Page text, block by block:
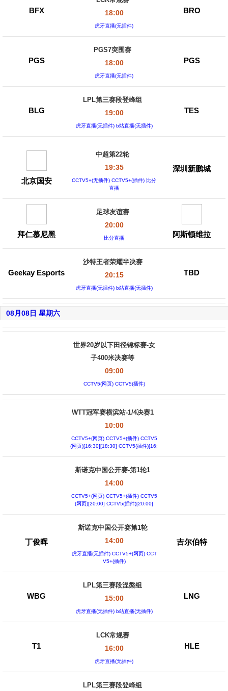
BFX 18:00
虎牙直播(无插件)
BRO
PGS
PGS7突围赛
18:00
虎牙直播(无插件)
PGS
BLG
LPL第三赛段登峰组
19:00
虎牙直播(无插件) b站直播(无插件)
TES
北京国安
中超第22轮
19:35
CCTV5+(无插件) CCTV5+(插件) 比分
直播
深圳新鹏城
拜仁慕尼黑
足球友谊赛
20:00
比分直播 阿斯顿维拉
Geekay Esports
沙特王者荣耀半决赛
20:15
虎牙直播(无插件) b站直播(无插件)
TBD
08月08日 星期六
世界20岁以下田径锦标赛-女
子400米决赛等
09:00
CCTV5(网页) CCTV5(插件)
WTT冠军赛横滨站-1/4决赛1
10:00
CCTV5+(网页) CCTV5+(插件) CCTV5
(网页)[16:30][18:30] CCTV5(插件)[16:
斯诺克中国公开赛-第1轮1
14:00
CCTV5+(网页) CCTV5+(插件) CCTV5
(网页)[20:00] CCTV5(插件)[20:00]
丁俊晖
斯诺克中国公开赛第1轮
14:00
虎牙直播(无插件) CCTV5+(网页) CCT
V5+(插件)
吉尔伯特
WBG
LPL第三赛段涅槃组
15:00
虎牙直播(无插件) b站直播(无插件)
LNG
T1
LCK常规赛
16:00
虎牙直播(无插件)
HLE
LPL第三赛段登峰组